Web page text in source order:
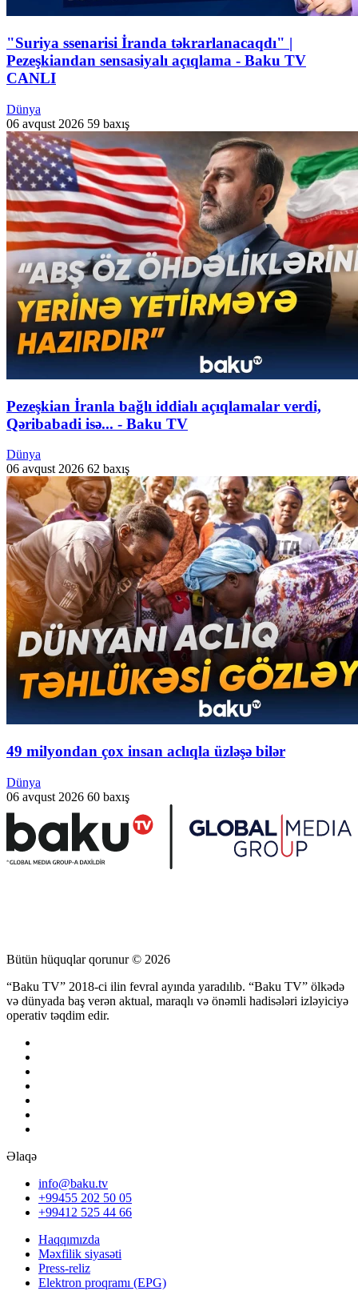
"Suriya ssenarisi İranda təkrarlanacaqdı" |
Pezeşkiandan sensasiyalı açıqlama - Baku TV
CANLI
Dünya
06 avqust 2026 59 baxış
Pezeşkian İranla bağlı iddialı açıqlamalar verdi,
Qəribabadi isə... - Baku TV
Dünya
06 avqust 2026 62 baxış
49 milyondan çox insan aclıqla üzləşə bilər
Dünya
06 avqust 2026 60 baxış
Bütün hüquqlar qorunur © 2026
“Baku TV” 2018-ci ilin fevral ayında yaradılıb. “Baku TV” ölkədə
və dünyada baş verən aktual, maraqlı və önəmli hadisələri izləyiciyə
operativ təqdim edir.
Əlaqə
info@baku.tv
+99455 202 50 05
+99412 525 44 66
Haqqımızda
Məxfilik siyasəti
Press-reliz
Elektron proqramı (EPG)